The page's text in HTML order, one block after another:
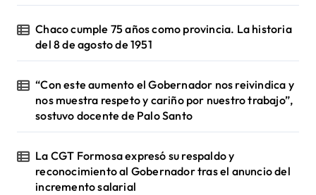
Chaco cumple 75 años como provincia. La historia
del 8 de agosto de 1951
“Con este aumento el Gobernador nos reivindica y
nos muestra respeto y cariño por nuestro trabajo”,
sostuvo docente de Palo Santo
La CGT Formosa expresó su respaldo y
reconocimiento al Gobernador tras el anuncio del
incremento salarial